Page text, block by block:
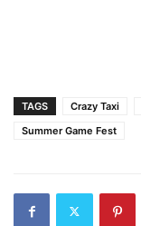
TAGS Crazy Taxi
Summer Game Fest